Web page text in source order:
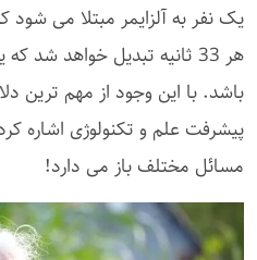
هر 33 ثانیه تبدیل خواهد
باشد. با این وجود از مهم ترین
پیشرفت علم و تکنولوژی اشاره
مسائل مختلف باز می دارد!